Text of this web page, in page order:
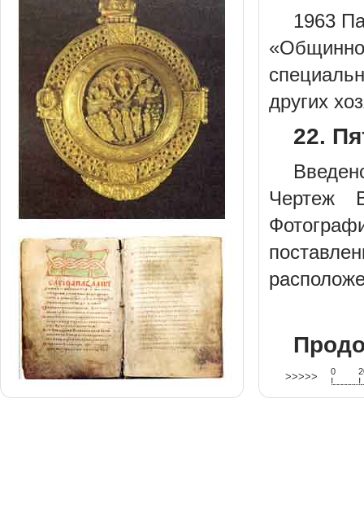
1963
других
22.
Чертеж
>>>>> 0
!...................!...